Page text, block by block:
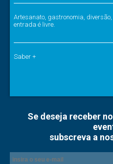
Artesanato, gastronomia, diversão,
entrada é livre.
Saber +
Se deseja receber
subscreva a